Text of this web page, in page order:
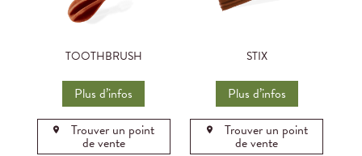
TOOTHBRUSH
Plus d’infos
Trouver un point
de vente
STIX
Plus d’infos
Trouver un point
de vente